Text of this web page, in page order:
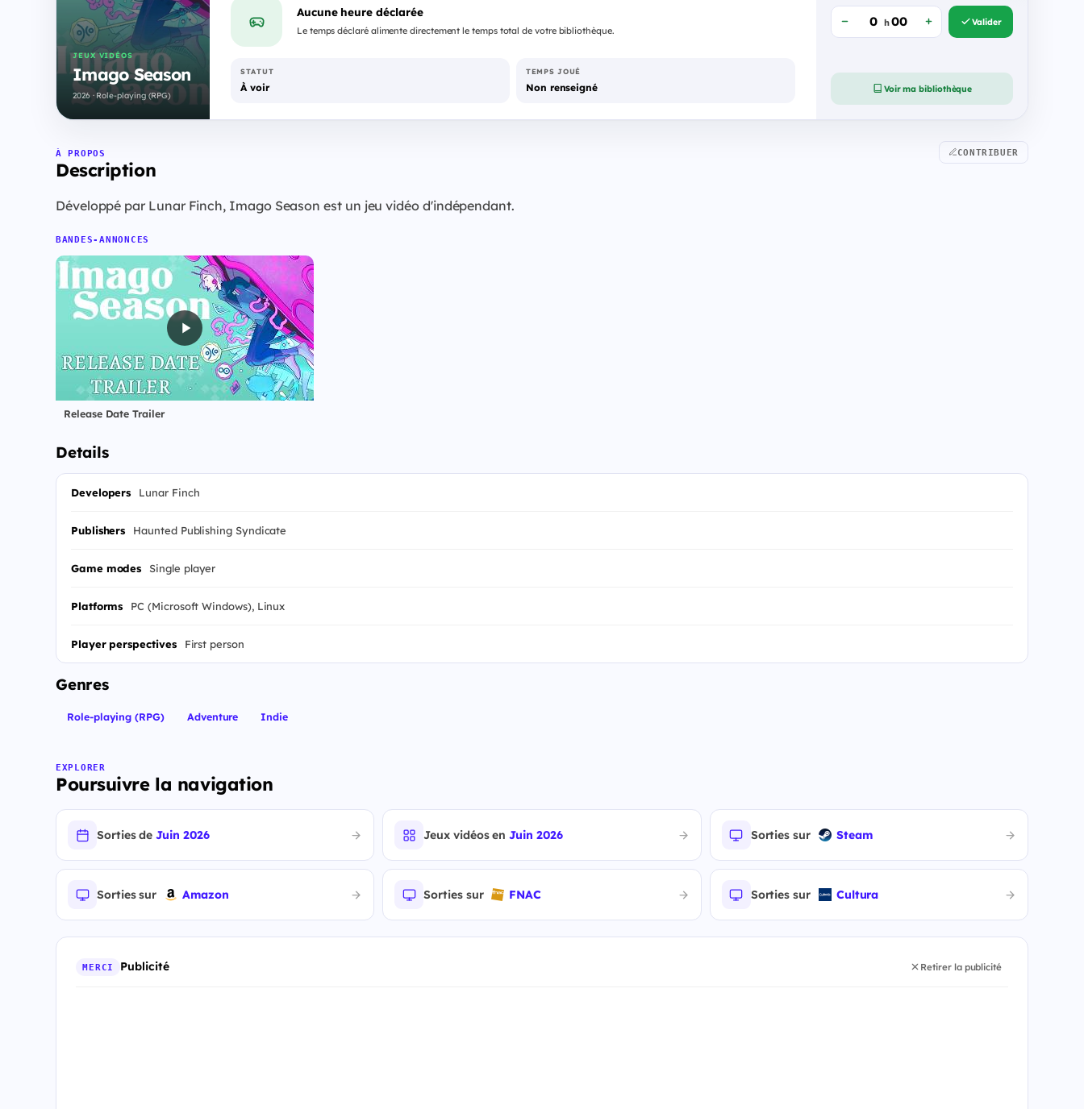
JEUX VIDÉOS
Imago Season
2026 · Role-playing (RPG)
Aucune heure déclarée
Le temps déclaré alimente directement le temps total de votre bibliothèque.
STATUT
À voir
TEMPS JOUÉ
Non renseigné
h Valider
Voir ma bibliothèque
À PROPOS
Description
CONTRIBUER
Développé par Lunar Finch, Imago Season est un jeu vidéo d'indépendant.
BANDES-ANNONCES
Release Date Trailer
Details
Developers Lunar Finch
Publishers Haunted Publishing Syndicate
Game modes Single player
Platforms PC (Microsoft Windows), Linux
Player perspectives First person
Genres
Role-playing (RPG) Adventure Indie
EXPLORER
Poursuivre la navigation
Sorties deJuin 2026 Jeux vidéos enJuin 2026 Sorties sur Steam
Sorties sur Amazon Sorties sur FNAC Sorties sur Cultura
MERCI Publicité Retirer la publicité